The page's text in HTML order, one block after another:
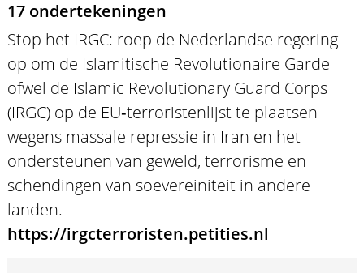
17 ondertekeningen
Stop het IRGC: roep de Nederlandse regering
op om de Islamitische Revolutionaire Garde
ofwel de Islamic Revolutionary Guard Corps
(IRGC) op de EU‑terroristenlijst te plaatsen
wegens massale repressie in Iran en het
ondersteunen van geweld, terrorisme en
schendingen van soevereiniteit in andere
landen.
https://irgcterroristen.petities.nl